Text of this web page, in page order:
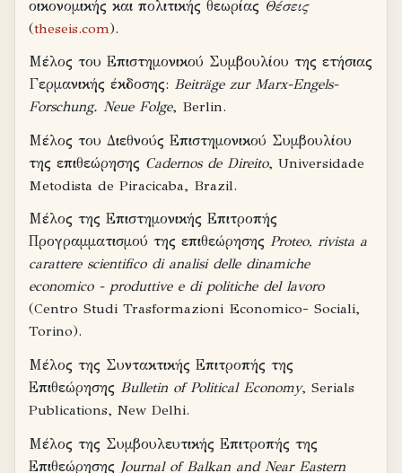
οικονομικής και πολιτικής θεωρίας Θέσεις
(theseis.com).
Μέλος του Επιστημονικού Συμβουλίου της ετήσιας
Γερμανικής έκδοσης: Beiträge zur Marx-Engels-
Forschung. Neue Folge, Berlin.
Μέλος του Διεθνούς Επιστημονικού Συμβουλίου
της επιθεώρησης Cadernos de Direito, Universidade
Metodista de Piracicaba, Brazil.
Μέλος της Επιστημονικής Επιτροπής
Προγραμματισμού της επιθεώρησηςProteo, rivista a
carattere scientifico di analisi delle dinamiche
economico - produttive e di politiche del lavoro
(Centro Studi Trasformazioni Economico- Sociali,
Torino).
Μέλος της Συντακτικής Επιτροπής της
Επιθεώρησης Bulletin of Political Economy, Serials
Publications, New Delhi.
Μέλος της Συμβουλευτικής Επιτροπής της
Επιθεώρησης Journal of Balkan and Near Eastern